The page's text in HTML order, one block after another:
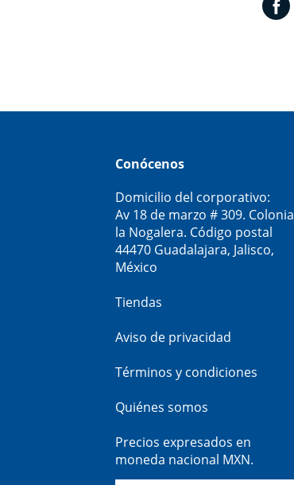
Conócenos
Domicilio del corporativo:
Av 18 de marzo # 309. Colonia
la Nogalera. Código postal
44470 Guadalajara, Jalisco,
México
Tiendas
Aviso de privacidad
Términos y condiciones
Quiénes somos
Precios expresados en
moneda nacional MXN.